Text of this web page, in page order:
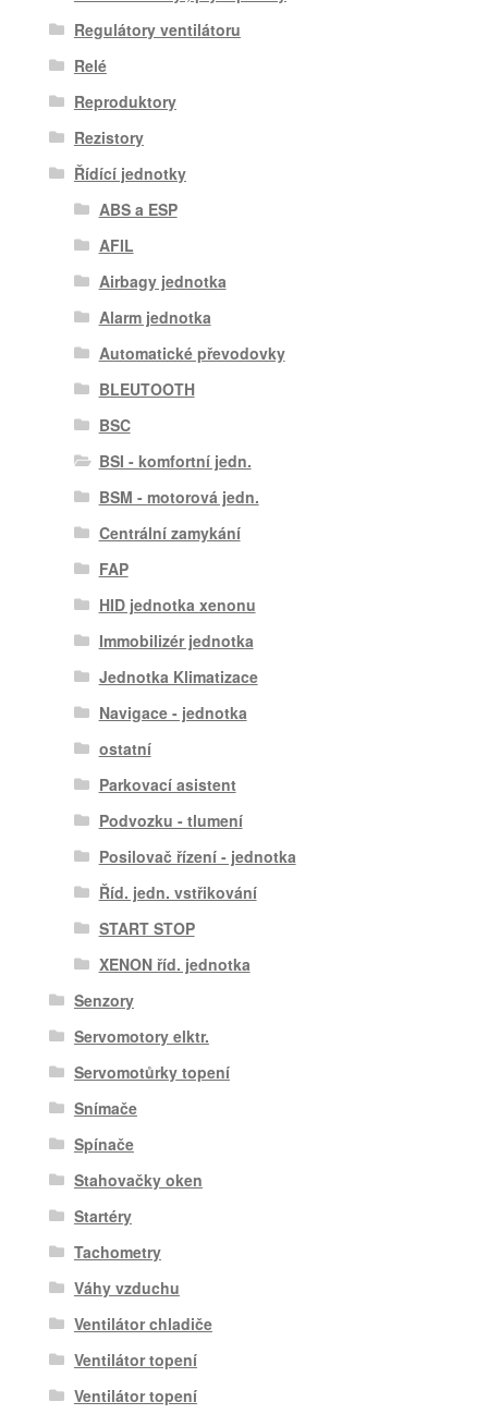
Regulátory ventilátoru
Relé
Reproduktory
Rezistory
Řídící jednotky
ABS a ESP
AFIL
Airbagy jednotka
Alarm jednotka
Automatické převodovky
BLEUTOOTH
BSC
BSI - komfortní jedn.
BSM - motorová jedn.
Centrální zamykání
FAP
HID jednotka xenonu
Immobilizér jednotka
Jednotka Klimatizace
Navigace - jednotka
ostatní
Parkovací asistent
Podvozku - tlumení
Posilovač řízení - jednotka
Říd. jedn. vstřikování
START STOP
XENON říd. jednotka
Senzory
Servomotory elktr.
Servomotůrky topení
Snímače
Spínače
Stahovačky oken
Startéry
Tachometry
Váhy vzduchu
Ventilátor chladiče
Ventilátor topení
Ventilátor topení